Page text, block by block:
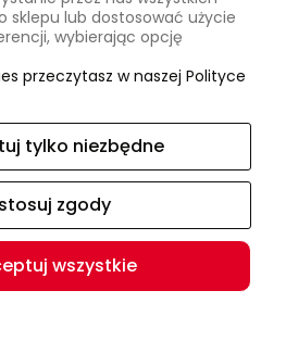
sklepu lub dostosować użycie
wybierając opcję
przeczytasz w naszej Polityce
tylko niezbędne
zgody
wszystkie